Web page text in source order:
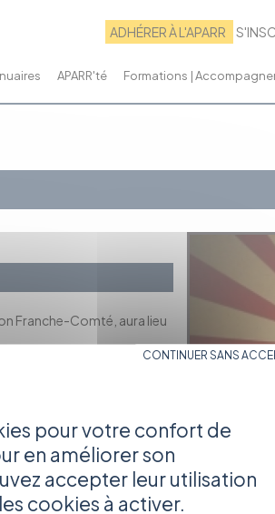
ADHÉRER À L'APARR
APARR'té Formations |
Franche-Comté, aura lieu
la Sibérie. Mêlant dessins
Fédération Wallonie-
pour votre confort de
en améliorer son
accepter leur utilisation
cookies à activer.
CONTINUER SANS